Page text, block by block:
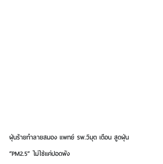
ฝุ่นร้ายทำลายสมอง แพทย์ รพ.วิมุต เตือน สูดฝุ่น
“PM2.5” ไม่ใช่แค่ปอดพัง